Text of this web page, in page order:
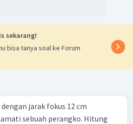
sekarang!
bisa tanya soal ke Forum
jarak fokus 12 cm
sebuah perangko. Hitung